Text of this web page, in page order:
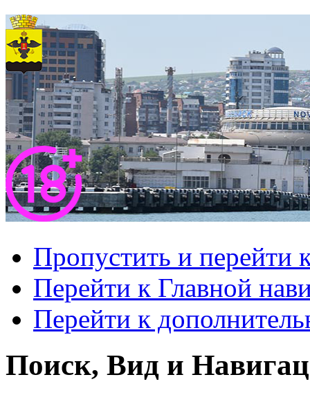
Пропустить и перейти
Перейти к Главной
Перейти к
Поиск, Вид и